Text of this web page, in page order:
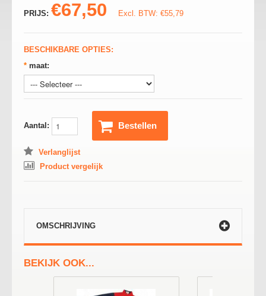
PRIJS: €67,50 Excl. BTW: €55,79
BESCHIKBARE OPTIES:
* maat:
Aantal: Bestellen
Verlanglijst
Product vergelijk
OMSCHRIJVING
BEKIJK OOK...